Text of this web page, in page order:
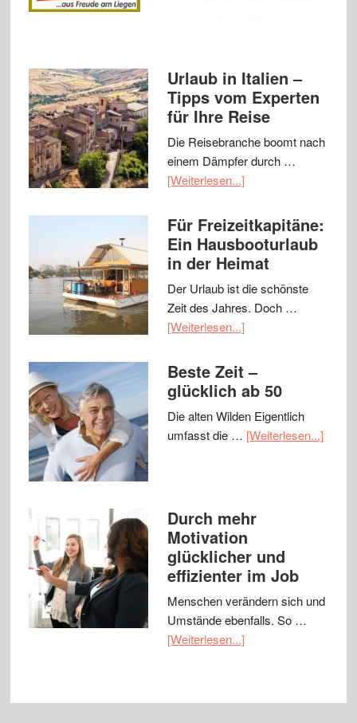
Urlaub in Italien –
Tipps vom Experten
für Ihre Reise
Die Reisebranche boomt nach
einem Dämpfer durch …
[Weiterlesen...]
Für Freizeitkapitäne:
Ein Hausbooturlaub
in der Heimat
Der Urlaub ist die schönste
Zeit des Jahres. Doch …
[Weiterlesen...]
Beste Zeit –
glücklich ab 50
Die alten Wilden Eigentlich
umfasst die … [Weiterlesen...]
Durch mehr
Motivation
glücklicher und
effizienter im Job
Menschen verändern sich und
Umstände ebenfalls. So …
[Weiterlesen...]